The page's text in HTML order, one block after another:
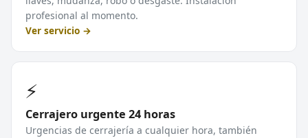
profesional al momento.
Ver servicio →
⚡
Cerrajero urgente 24 horas
Urgencias de cerrajería a cualquier hora, también